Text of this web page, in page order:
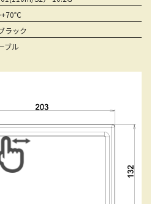
ラック
ブル